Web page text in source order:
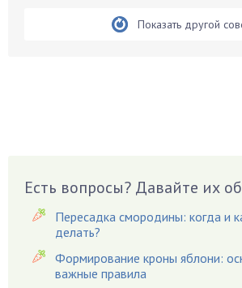
Вешенки
Виноград
Вредители
Гардения
Показать другой
Есть вопросы? Давайте их
Пересадка смородины: когда и
делать?
Формирование кроны яблони:
важные правила